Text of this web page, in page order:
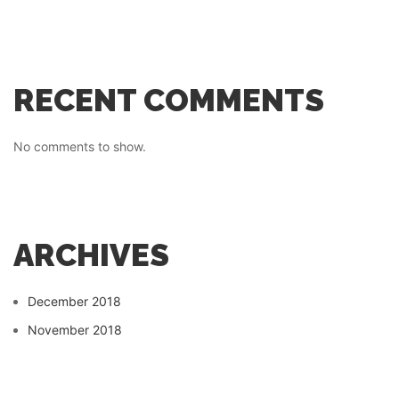
RECENT COMMENTS
No comments to show.
ARCHIVES
December 2018
November 2018